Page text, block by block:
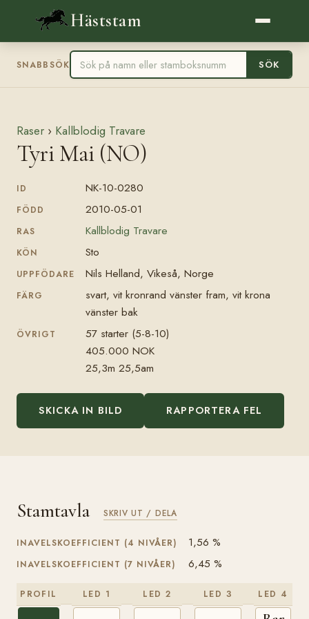
Häststam
SNABBSÖK SÖK
Raser › Kallblodig Travare
Tyri Mai (NO)
ID NK-10-0280
FÖDD 2010-05-01
RAS Kallblodig Travare
KÖN Sto
UPPFÖDARE Nils Helland, Vikeså, Norge
FÄRG
svart, vit kronrand vänster fram, vit krona
vänster bak
ÖVRIGT
57 starter (5-8-10)
405.000 NOK
25,3m 25,5am
SKICKA IN BILD RAPPORTERA FEL
Stamtavla SKRIV UT / DELA
INAVELSKOEFFICIENT (4 NIVÅER) 1,56 %
INAVELSKOEFFICIENT (7 NIVÅER) 6,45 %
PROFIL LED 1 LED 2 LED 3 LED 4